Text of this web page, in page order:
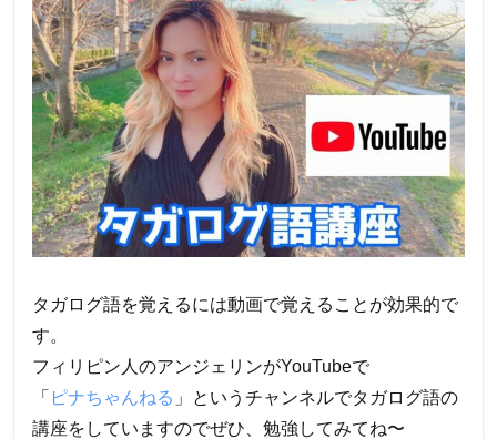
タガログ語を覚えるには動画で覚えることが効果的で
す。
フィリピン人のアンジェリンがYouTubeで
「 ピナちゃんねる 」というチャンネルでタガログ語の
講座をしていますのでぜひ、勉強してみてね〜